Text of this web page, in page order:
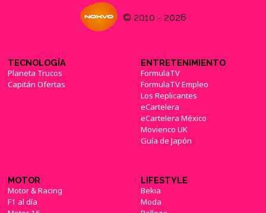
© 2010 - 2026
TECNOLOGÍA
Planeta Trucos
Capitán Ofertas
ENTRETENIMIENTO
FormulaTV
FormulaTV Empleo
Los Replicantes
eCartelera
eCartelera México
Movienco UK
Guía de Japón
MOTOR
Motor & Racing
F1 al día
LIFESTYLE
Bekia
Moda